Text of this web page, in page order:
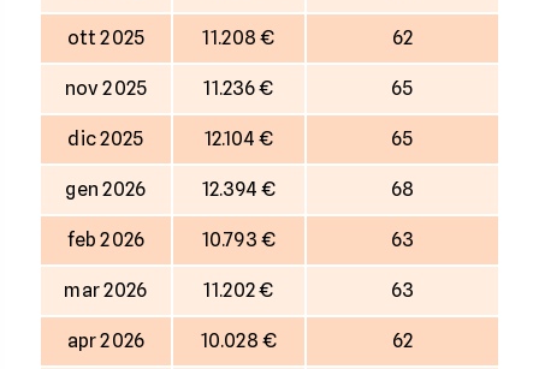
ott 2025 11.208 € 62
nov 2025 11.236 € 65
dic 2025 12.104 € 65
gen 2026 12.394 € 68
feb 2026 10.793 € 63
mar 2026 11.202 € 63
apr 2026 10.028 € 62